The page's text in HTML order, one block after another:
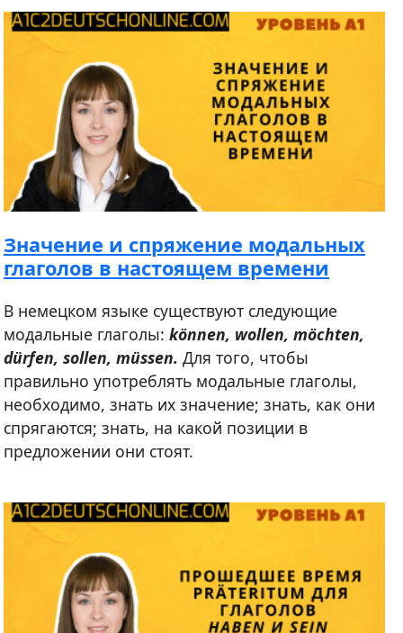
Значение и спряжение модальных
глаголов в настоящем времени
В немецком языке существуют следующие
модальные глаголы: können, wollen, möchten,
dürfen, sollen, müssen. Для того, чтобы
правильно употреблять модальные глаголы,
необходимо, знать их значение; знать, как они
спрягаются; знать, на какой позиции в
предложении они стоят.